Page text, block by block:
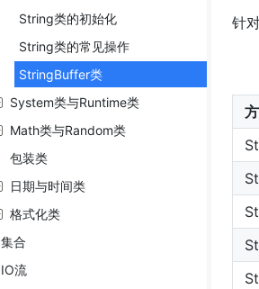
String类的初始化
String类的常见操作
StringBuffer类
System类与Runtime类
Math类与Random类
包装类
日期与时间类
格式化类
集合
IO流
针